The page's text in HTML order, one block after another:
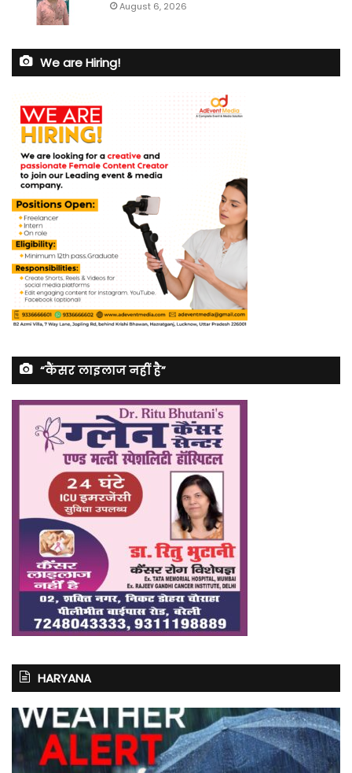
August 6, 2026
We are Hiring!
“कैंसर लाइलाज नहीं है”
HARYANA